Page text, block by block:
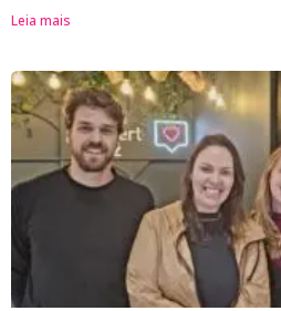
Leia mais